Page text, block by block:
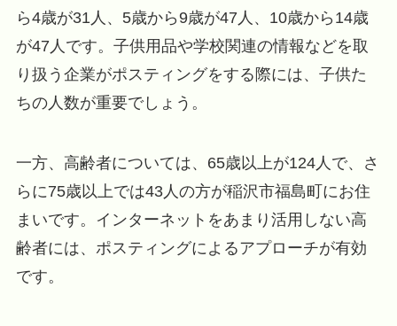
ら4歳が31人、5歳から9歳が47人、10歳から14歳
が47人です。子供用品や学校関連の情報などを取
り扱う企業がポスティングをする際には、子供た
ちの人数が重要でしょう。
一方、高齢者については、65歳以上が124人で、さ
らに75歳以上では43人の方が稲沢市福島町にお住
まいです。インターネットをあまり活用しない高
齢者には、ポスティングによるアプローチが有効
です。